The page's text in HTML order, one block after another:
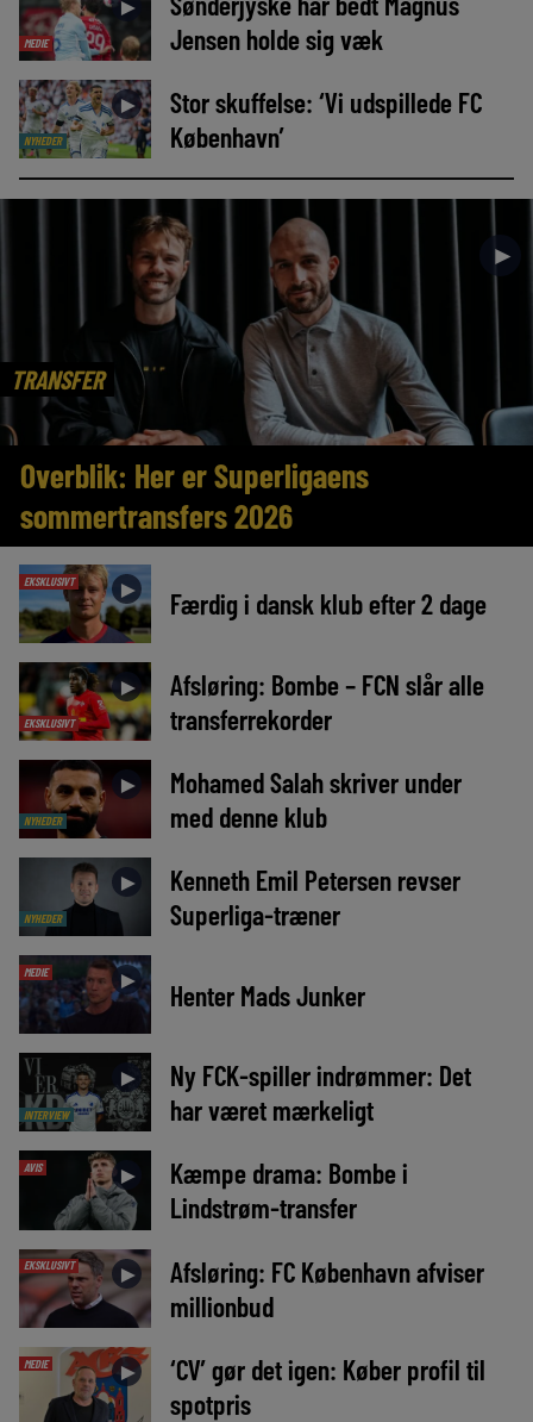
MEDIE
►
Jensen holde sig væk
NYHEDER
►
Stor skuffelse: ‘Vi udspillede FC
København’
TRANSFER
►
Overblik: Her er Superligaens
sommertransfers 2026
EKSKLUSIVT ► Færdig i dansk klub efter 2 dage
EKSKLUSIVT
►
Afsløring: Bombe – FCN slår alle
transferrekorder
NYHEDER
►
Mohamed Salah skriver under
med denne klub
NYHEDER
►
Kenneth Emil Petersen revser
Superliga-træner
MEDIE ► Henter Mads Junker
INTERVIEW
►
Ny FCK-spiller indrømmer: Det
har været mærkeligt
AVIS ►
Kæmpe drama: Bombe i
Lindstrøm-transfer
EKSKLUSIVT ►
Afsløring: FC København afviser
millionbud
MEDIE ►
‘CV’ gør det igen: Køber profil til
spotpris